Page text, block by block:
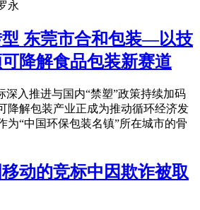
永
东莞市合和包装—以技
降解食品包装新赛道
深入推进与国内“禁塑”政策持续加码
降解包装产业正成为推动循环经济发
为“中国环保包装名镇”所在城市的骨
动的竞标中因欺诈被取